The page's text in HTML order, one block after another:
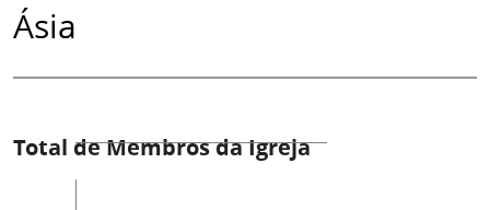
Ásia
Total de Membros da Igreja